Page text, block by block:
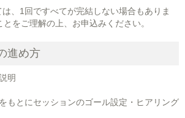
、1回ですべてが完結しない場合もありま
をご理解の上、お申込みください。
進め方
明
もとにセッションのゴール設定・ヒアリング